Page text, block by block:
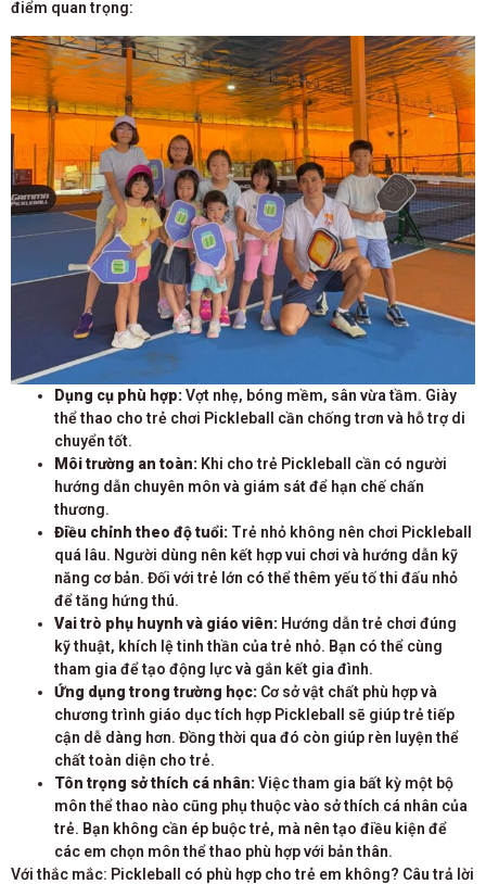
điểm quan trọng:
Dụng cụ phù hợp:Vợt nhẹ, bóng mềm, sân vừa tầm. Giày
thể thao cho trẻ chơi Pickleball cần chống trơn và hỗ trợ di
chuyển tốt.
Môi trường an toàn: Khi cho trẻ Pickleball cần có người
hướng dẫn chuyên môn và giám sát để hạn chế chấn
thương.
Điều chỉnh theo độ tuổi: Trẻ nhỏ không nên chơi Pickleball
quá lâu. Người dùng nên kết hợp vui chơi và hướng dẫn kỹ
năng cơ bản. Đối với trẻ lớn có thể thêm yếu tố thi đấu nhỏ
để tăng hứng thú.
Vai trò phụ huynh và giáo viên: Hướng dẫn trẻ chơi đúng
kỹ thuật, khích lệ tinh thần của trẻ nhỏ. Bạn có thể cùng
tham gia để tạo động lực và gắn kết gia đình.
Ứng dụng trong trường học: Cơ sở vật chất phù hợp và
chương trình giáo dục tích hợp Pickleball sẽ giúp trẻ tiếp
cận dễ dàng hơn. Đồng thời qua đó còn giúp rèn luyện thể
chất toàn diện cho trẻ.
Tôn trọng sở thích cá nhân:Việc tham gia bất kỳ một bộ
môn thể thao nào cũng phụ thuộc vào sở thích cá nhân của
trẻ. Bạn không cần ép buộc trẻ, mà nên tạo điều kiện để
các em chọn môn thể thao phù hợp với bản thân.
Với thắc mắc: Pickleball có phù hợp cho trẻ em không? Câu trả lời